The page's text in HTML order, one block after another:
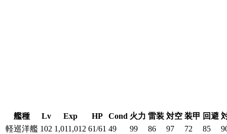
艦種 Lv Exp HP Cond 火力 雷装 対空 装甲 回避
軽巡洋艦 102 1,011,012 61/61 49 99 86 97 72 85